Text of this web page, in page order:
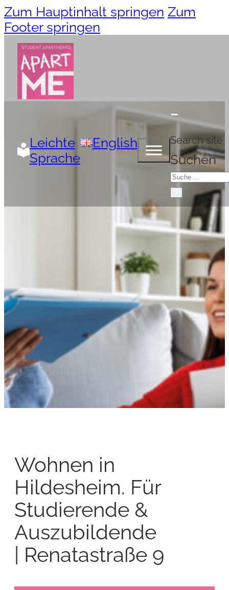
Zum Hauptinhalt springen Zum
Footer springen
Leichte
Sprache
English Search site
Suchen
Wohnen in
Hildesheim. Für
Studierende &
Auszubildende
| Renatastraße 9